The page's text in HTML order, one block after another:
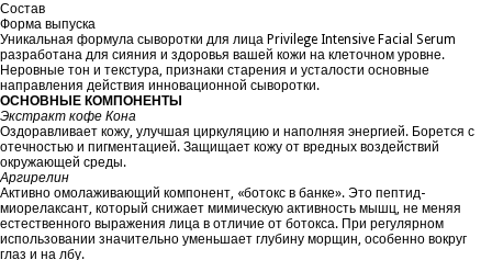
Состав
Форма выпуска
Уникальная формула сыворотки для лица Privilege Intensive Facial Serum
разработана для сияния и здоровья вашей кожи на клеточном уровне.
Неровные тон и текстура, признаки старения и усталости основные
направления действия инновационной сыворотки.
ОСНОВНЫЕ КОМПОНЕНТЫ
Экстракт кофе Кона
Оздоравливает кожу, улучшая циркуляцию и наполняя энергией. Борется с
отечностью и пигментацией. Защищает кожу от вредных воздействий
окружающей среды.
Аргирелин
Активно омолаживающий компонент, «ботокс в банке». Это пептид-
миорелаксант, который снижает мимическую активность мышц, не меняя
естественного выражения лица в отличие от ботокса. При регулярном
использовании значительно уменьшает глубину морщин, особенно вокруг
глаз и на лбу.